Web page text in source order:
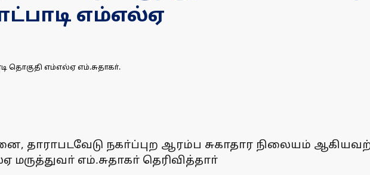
எம்எல்ஏ
தொகுதி எம்எல்ஏ எம்.சுதாகா்.
தாராபடவேடு நகா்ப்புற ஆரம்ப சுகாதார நிலையம்
மருத்துவா் எம்.சுதாகா் தெரிவித்தாா்